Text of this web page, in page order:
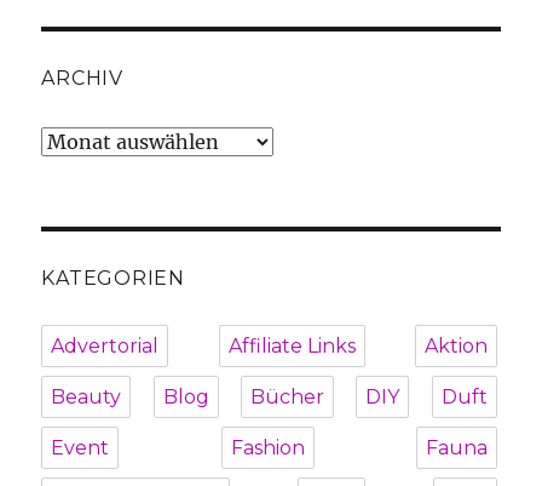
ARCHIV
Archiv
KATEGORIEN
Advertorial Affiliate Links Aktion
Beauty Blog Bücher DIY Duft
Event Fashion Fauna